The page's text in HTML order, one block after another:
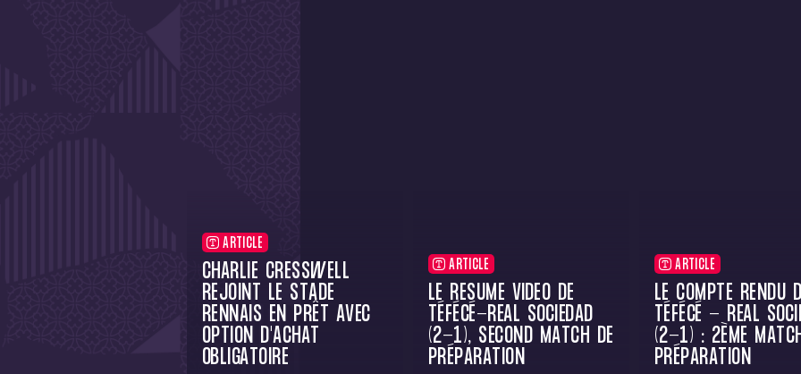
ARTICLE
CHARLIE CRESSWELL
REJOINT LE STADE
RENNAIS EN PRÊT AVEC
OPTION D'ACHAT
OBLIGATOIRE
ARTICLE
LE RÉSUMÉ VIDÉO DE
TÉFÉCÉ-REAL SOCIEDAD
(2-1), SECOND MATCH DE
PRÉPARATION
ARTICLE
LE COMPTE RENDU
TÉFÉCÉ - REAL
(2-1) : 2ÈME
PRÉPARATION